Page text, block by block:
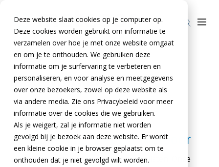
Deze website slaat cookies op je computer op.
Deze cookies worden gebruikt om informatie te
verzamelen over hoe je met onze website omgaat
en om je te onthouden. We gebruiken deze
informatie om je surfervaring te verbeteren en
personaliseren, en voor analyse en meetgegevens
over onze bezoekers, zowel op deze website als
via andere media. Zie ons Privacybeleid voor meer
informatie over de cookies die we gebruiken.
Als je weigert, zal je informatie niet worden
gevolgd bij je bezoek aan deze website. Er wordt
een kleine cookie in je browser geplaatst om te
onthouden dat je niet gevolgd wilt worden.
Producten
Stelcon®
Railcon®
Divicon®
BTE Groep
Onze verhalen
Over ons
Over De Meteoor Beton B.V.
Contact
Home »Over ons»Medewerkers
Medewerkers
Maak kennis met De Meteoor
Bij De Meteoor werken we met specialisten. Onze